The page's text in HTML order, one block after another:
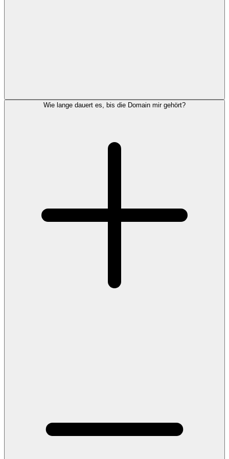
Wie lange dauert es, bis die Domain mir gehört?